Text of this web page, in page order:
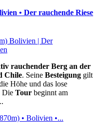
• Der rauchende Riese
rauchender Berg an der
Chile. Seine Besteigung gilt
Höhe und das lose
Die Tour beginnt am
• Bolivien •...